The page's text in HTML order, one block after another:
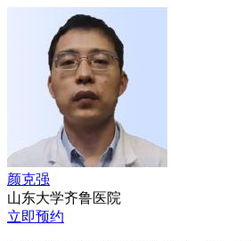
颜克强
山东大学齐鲁医院
立即预约